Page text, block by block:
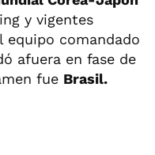
y vigentes
equipo comandado
afuera en fase de
fue Brasil.